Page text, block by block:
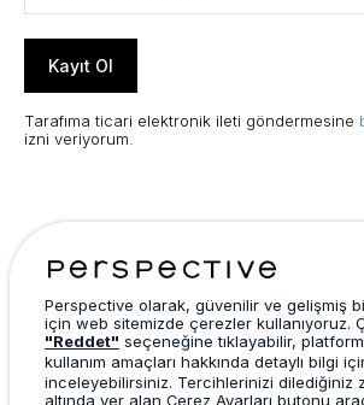
Kayıt Ol
Tarafıma ticari elektronik ileti göndermesine
izni veriyorum.
Perspective olarak, güvenilir ve gelişmiş
için web sitemizde çerezler kullanıyoruz.
"Reddet" seçeneğine tıklayabilir,
kullanım amaçları hakkında detaylı bilgi
inceleyebilirsiniz. Tercihlerinizi dilediğiniz
altında yer alan Çerez Ayarları butonu